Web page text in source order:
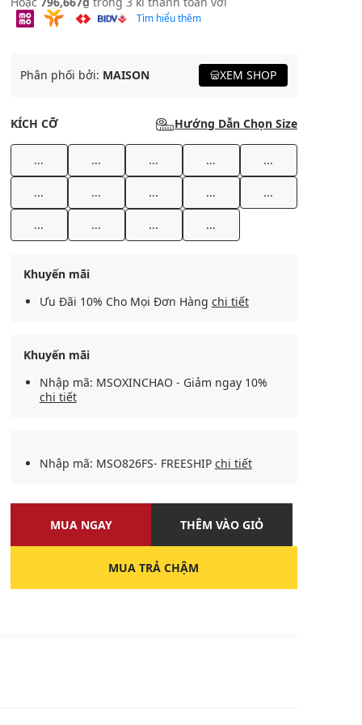
Tìm hiểu thêm
Phân phối bởi: MAISON XEM SHOP
KÍCH CỠ Hướng Dẫn Chọn Size
... ... ... ... ...
... ... ... ... ...
... ... ... ...
Khuyến mãi
Ưu Đãi 10% Cho Mọi Đơn Hàng chi tiết
Khuyến mãi
Nhập mã: MSOXINCHAO - Giảm ngay 10%
chi tiết
Nhập mã: MSO826FS- FREESHIP chi tiết
MUA NGAY THÊM VÀO GIỎ
MUA TRẢ CHẬM